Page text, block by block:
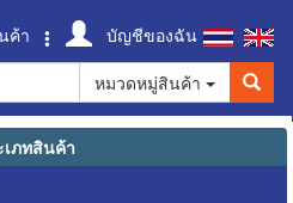
ค้า
บัญชีของฉัน
หมวดหมู่สินค้า
เภทสินค้า